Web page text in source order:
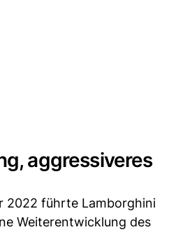
aggressiveres
2022 führte Lamborghini
Weiterentwicklung des